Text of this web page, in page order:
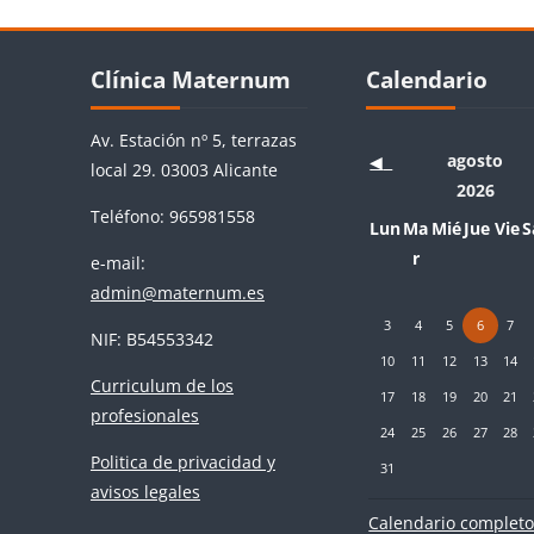
Bloques
Clínica Maternum
Av. Estación nº 5, terrazas
local 29. 03003 Alicante
Teléfono: 965981558
e-mail:
admin@maternum.es
NIF: B54553342
Curriculum de los
profesionales
Politica de privacidad y
avisos legales
Bloques
Calendario
◀︎
agosto
2026
Lunes
LunMartes
Ma
r
Miércoles
MiéJueves
Jue Vie
Sin eventos, lunes, 3
3 Sin eventos, martes,
4 Sin eventos,
5 Sin6 Sin
7
Sin eventos, lunes, 10
10 Sin eventos, martes,
11 Sin eventos,
12 Sin
13 Sin
14
Sin eventos, lunes, 17
17 Sin eventos, martes,
18 Sin eventos,
19 Sin
20 Sin
21
Sin eventos, lunes, 24
24 Sin eventos, martes,
25 Sin eventos,
26 Sin
27 Sin
28
Sin eventos, lunes, 31
31
Calendario completo